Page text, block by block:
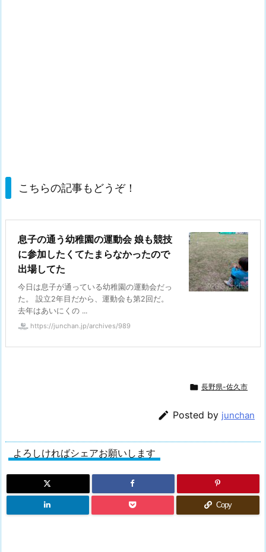
こちらの記事もどうぞ！
息子の通う幼稚園の運動会 娘も競技
に参加したくてたまらなかったので
出場してた
今日は息子が通っている幼稚園の運動会だっ
た。 設立2年目だから、運動会も第2回だ。
去年はあいにくの ...
https://junchan.jp/archives/989
 長野県-佐久市
 Posted by junchan
よろしければシェアお願いします
Copy